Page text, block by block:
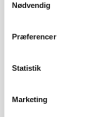
Nødvendig
Præferencer
Statistik
Marketing